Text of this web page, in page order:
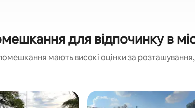
для відпочинку в
мають високі оцінки за